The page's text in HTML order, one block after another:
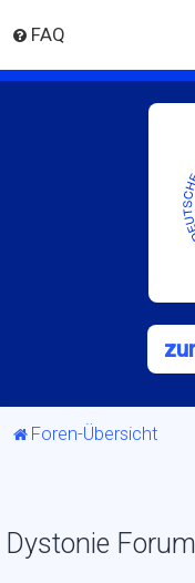
FAQ
Foren-Übersicht
Dystonie